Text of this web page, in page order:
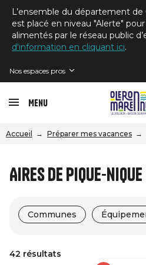
L’ensemble du département
est placé en niveau "Alerte" pour
alimentés par le réseau public
d'information en cliquant ici.
Nos espaces pros
Menu
Accueil Préparer mes vacances
Aires de pique-nique
Communes
42 résultats